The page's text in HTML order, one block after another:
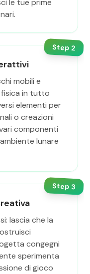
le tue prime
Step2
mobili e
fisica in tutto
elementi per
o creazioni
componenti
lunare
Step3
lascia che la
congegni
sperimenta
di gioco